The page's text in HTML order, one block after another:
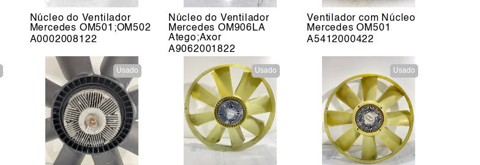
Núcleo do Ventilador
Mercedes OM501;OM502
A0002008122
Núcleo do Ventilador
Mercedes OM906LA
Atego;Axor
A9062001822
Ventilador com Núcleo
Mercedes OM501
A5412000422
Usado Usado Usado